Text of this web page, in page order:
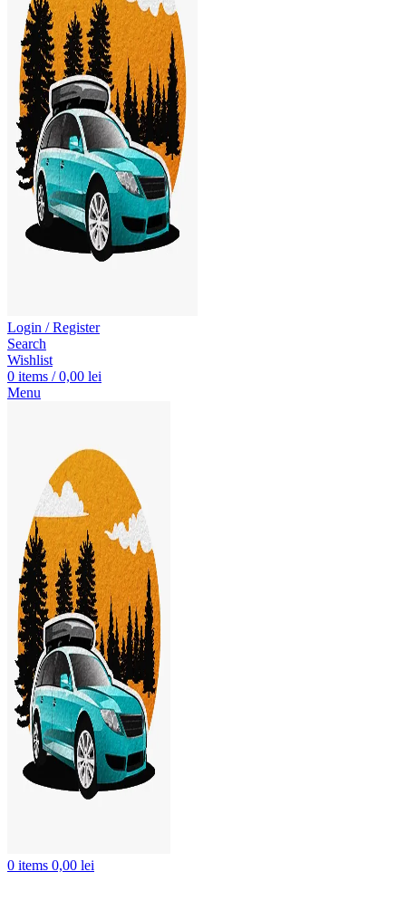
Login / Register
Search
Wishlist
0 items / 0,00 lei
Menu
0 items 0,00 lei